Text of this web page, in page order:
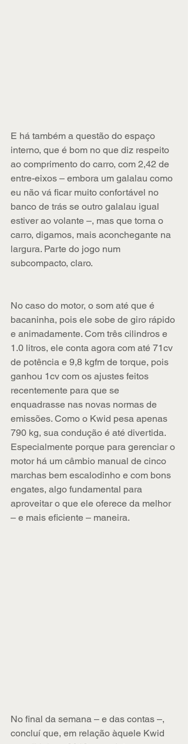
E há também a questão do espaço
interno, que é bom no que diz respeito
ao comprimento do carro, com 2,42 de
entre-eixos – embora um galalau como
eu não vá ficar muito confortável no
banco de trás se outro galalau igual
estiver ao volante –, mas que torna o
carro, digamos, mais aconchegante na
largura. Parte do jogo num
subcompacto, claro.
No caso do motor, o som até que é
bacaninha, pois ele sobe de giro rápido
e animadamente. Com três cilindros e
1.0 litros, ele conta agora com até 71cv
de potência e 9,8 kgfm de torque, pois
ganhou 1cv com os ajustes feitos
recentemente para que se
enquadrasse nas novas normas de
emissões. Como o Kwid pesa apenas
790 kg, sua condução é até divertida.
Especialmente porque para gerenciar o
motor há um câmbio manual de cinco
marchas bem escalodinho e com bons
engates, algo fundamental para
aproveitar o que ele oferece da melhor
– e mais eficiente – maneira.
No final da semana – e das contas –,
concluí que, em relação àquele Kwid